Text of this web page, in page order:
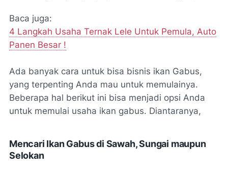
Baca juga:
4 Langkah Usaha Ternak Lele Untuk Pemula, Auto
Panen Besar !
Ada banyak cara untuk bisa bisnis ikan Gabus,
yang terpenting Anda mau untuk memulainya.
Beberapa hal berikut ini bisa menjadi opsi Anda
untuk memulai usaha ikan gabus. Diantaranya,
Mencari Ikan Gabus di Sawah, Sungai maupun
Selokan